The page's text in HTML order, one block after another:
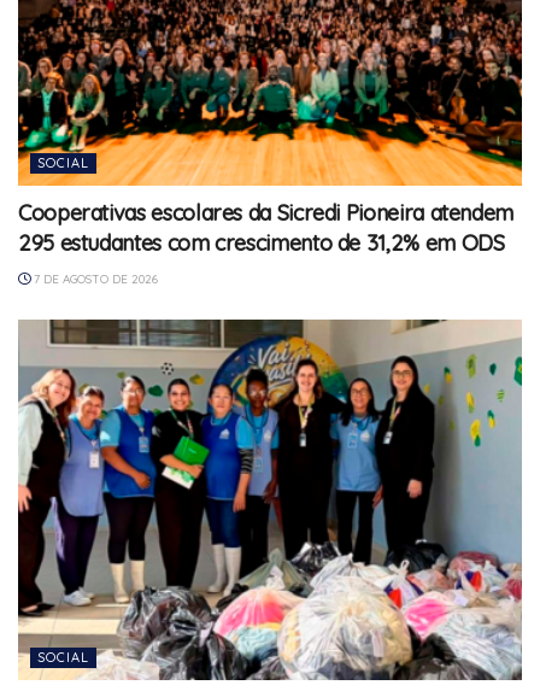
SOCIAL
Cooperativas escolares da Sicredi Pioneira atendem
295 estudantes com crescimento de 31,2% em ODS
7 DE AGOSTO DE 2026
SOCIAL